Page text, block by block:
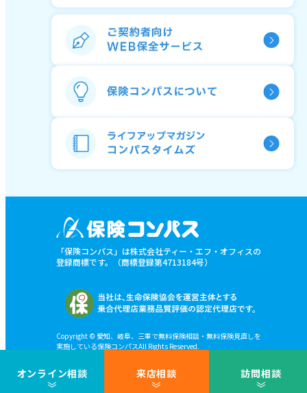
オンライン相談 来店相談 訪問相談
「保険コンパス」は株式会社ティー・エフ・オフィスの
登録商標です。（商標登録第4713184号）
Copyright © 愛知、岐阜、三重で無料保険相談・無料保険見直しを
実施している保険コンパスAll Rights Reserved.